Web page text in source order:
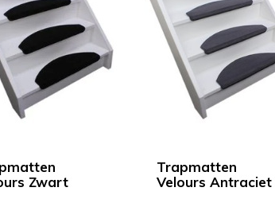
Zwart
Trapmatten
Velours Antraciet